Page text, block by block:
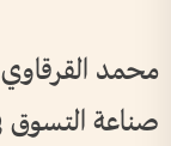
محمد
صناعة التسوق